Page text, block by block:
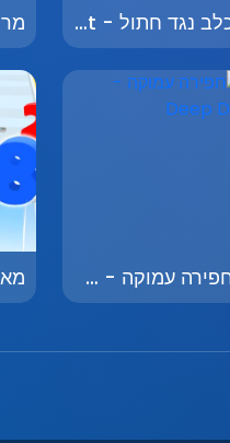
כלב נגד חתול - Dog vs Cat
חפירה עמוקה - Deep Dig